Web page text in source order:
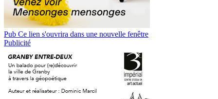
Pub Ce lien s'ouvrira dans une nouvelle fenêtre
Publicité